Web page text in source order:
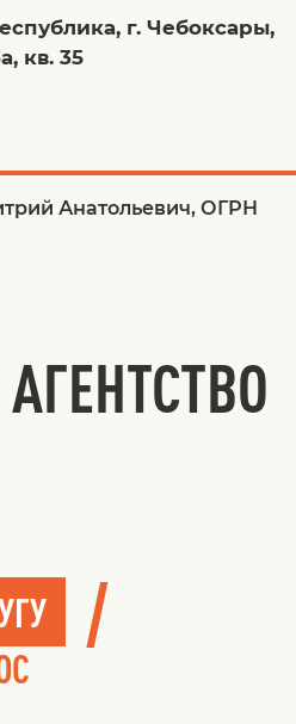
г. Чебоксары,
кв. 35
Анатольевич, ОГРН
/